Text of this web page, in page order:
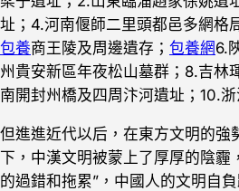
址；4.河南偃師二里頭都邑多網格
包養商王陵及周邊遺存； 包養網6.
州貴安新區年夜松山墓群；8.吉林
南開封州橋及四周汴河遺址；10.
但進進近代以后，在東方文明的強
下，中漢文明被蒙上了厚厚的陰霾
的過錯和拖累”，中國人的文明自